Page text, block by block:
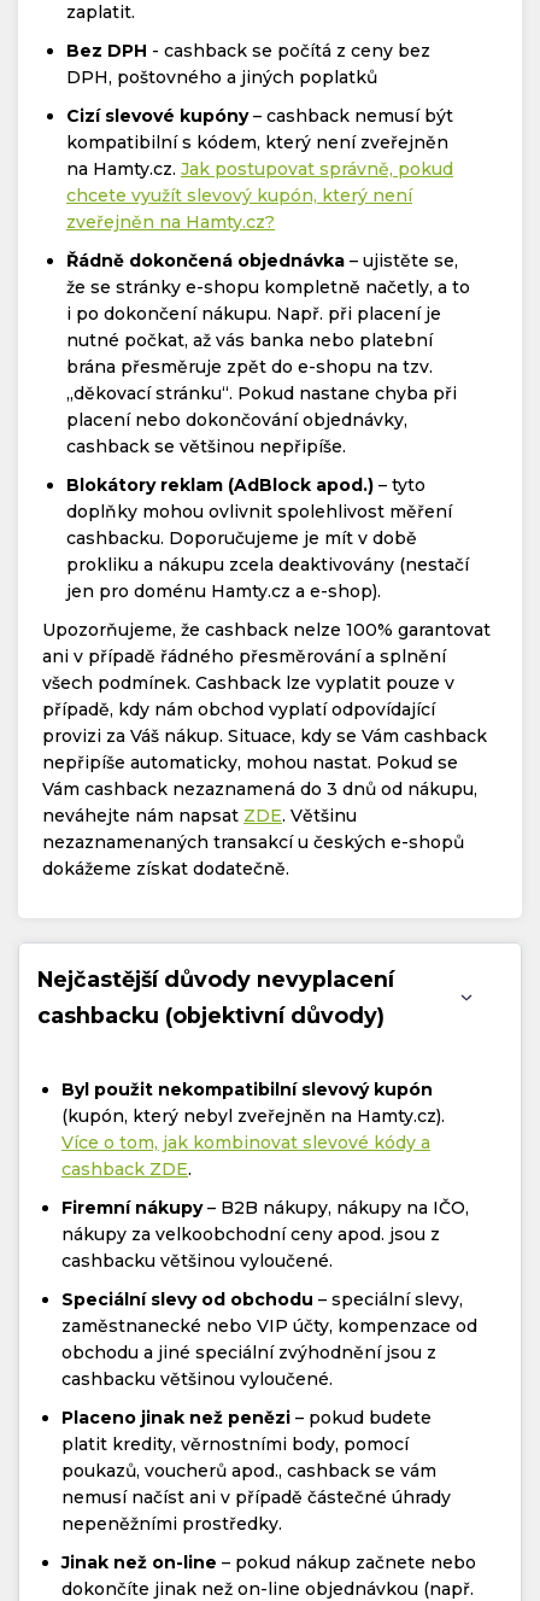
zaplatit.
Bez DPH - cashback se počítá z ceny bez
DPH, poštovného a jiných poplatků
Cizí slevové kupóny– cashback nemusí být
kompatibilní s kódem, který není zveřejněn
na Hamty.cz. Jak postupovat správně, pokud
chcete využít slevový kupón, který není
zveřejněn na Hamty.cz?
Řádně dokončená objednávka – ujistěte se,
že se stránky e-shopu kompletně načetly, a to
i po dokončení nákupu. Např. při placení je
nutné počkat, až vás banka nebo platební
brána přesměruje zpět do e-shopu na tzv.
„děkovací stránku“. Pokud nastane chyba při
placení nebo dokončování objednávky,
cashback se většinou nepřipíše.
Blokátory reklam (AdBlock apod.) – tyto
doplňky mohou ovlivnit spolehlivost měření
cashbacku. Doporučujeme je mít v době
prokliku a nákupu zcela deaktivovány (nestačí
jen pro doménu Hamty.cz a e-shop).
Upozorňujeme, že cashback nelze 100% garantovat
ani v případě řádného přesměrování a splnění
všech podmínek. Cashback lze vyplatit pouze v
případě, kdy nám obchod vyplatí odpovídající
provizi za Váš nákup. Situace, kdy se Vám cashback
nepřipíše automaticky, mohou nastat. Pokud se
Vám cashback nezaznamená do 3 dnů od nákupu,
neváhejte nám napsat ZDE. Většinu
nezaznamenaných transakcí u českých e-shopů
dokážeme získat dodatečně.
Nejčastější důvody nevyplacení
cashbacku (objektivní důvody)
Byl použit nekompatibilní slevový kupón
(kupón, který nebyl zveřejněn na Hamty.cz).
Více o tom, jak kombinovat slevové kódy a
cashback ZDE.
Firemní nákupy– B2B nákupy, nákupy na IČO,
nákupy za velkoobchodní ceny apod. jsou z
cashbacku většinou vyloučené.
Speciální slevy od obchodu – speciální slevy,
zaměstnanecké nebo VIP účty, kompenzace od
obchodu a jiné speciální zvýhodnění jsou z
cashbacku většinou vyloučené.
Placeno jinak než penězi – pokud budete
platit kredity, věrnostními body, pomocí
poukazů, voucherů apod., cashback se vám
nemusí načíst ani v případě částečné úhrady
nepeněžními prostředky.
Jinak než on-line – pokud nákup začnete nebo
dokončíte jinak než on-line objednávkou (např.